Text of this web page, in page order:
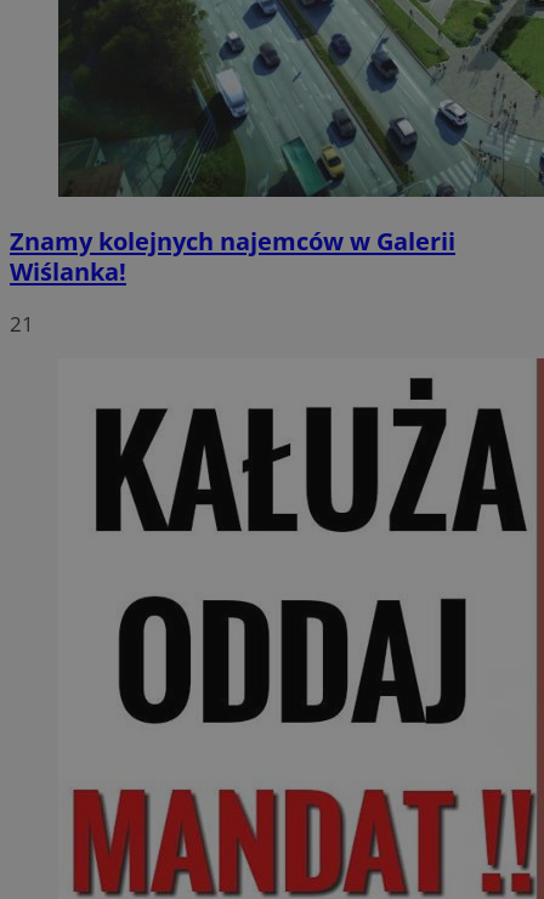
Znamy kolejnych najemców w Galerii
Wiślanka!
21